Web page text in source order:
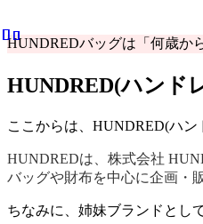
HUNDREDバッグは「何歳か
HUNDRED(ハンド
ここからは、HUNDRED(ハン
HUNDREDは、株式会社
バッグや財布を中心に企画・
ちなみに、姉妹ブランドとし